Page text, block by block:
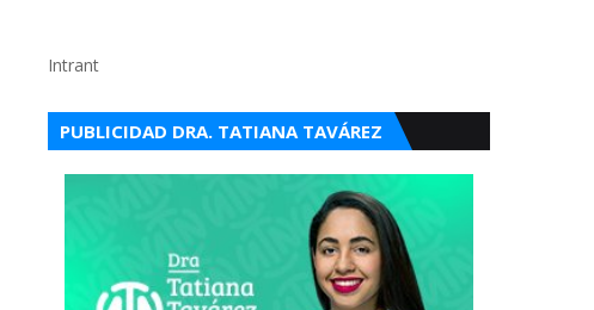
Intrant
PUBLICIDAD DRA. TATIANA TAVÁREZ